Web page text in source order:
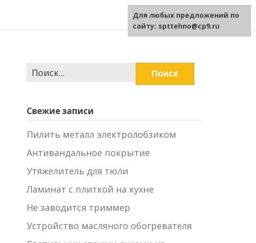
Найти:
Свежие записи
Пилить металл электролобзиком
Антивандальное покрытие
Утяжелитель для тюли
Ламинат с плиткой на кухне
Не заводится триммер
Устройство масляного обогревателя
Для любых предложений по
сайту: spttehno@cp9.ru